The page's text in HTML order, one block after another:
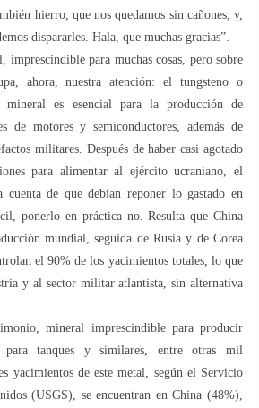
hierro, que nos quedamos sin cañones, y,
dispararles. Hala, que muchas gracias”.
imprescindible para muchas cosas, pero sobre
ahora, nuestra atención: el tungsteno o
mineral es esencial para la producción de
de motores y semiconductores, además de
militares. Después de haber casi agotado
para alimentar al ejército ucraniano, el
cuenta de que debían reponer lo gastado en
ponerlo en práctica no. Resulta que China
mundial, seguida de Rusia y de Corea
el 90% de los yacimientos totales, lo que
y al sector militar atlantista, sin alternativa
mineral imprescindible para producir
para tanques y similares, entre otras mil
yacimientos de este metal, según el Servicio
(USGS), se encuentran en China (48%),